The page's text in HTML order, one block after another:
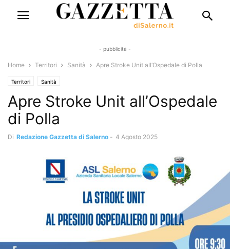
- pubblicità -
Home Territori Sanità Apre Stroke Unit all’Ospedale di Polla
Territori Sanità
Apre Stroke Unit all’Ospedale
di Polla
Di Redazione Gazzetta di Salerno - 4 Agosto 2025